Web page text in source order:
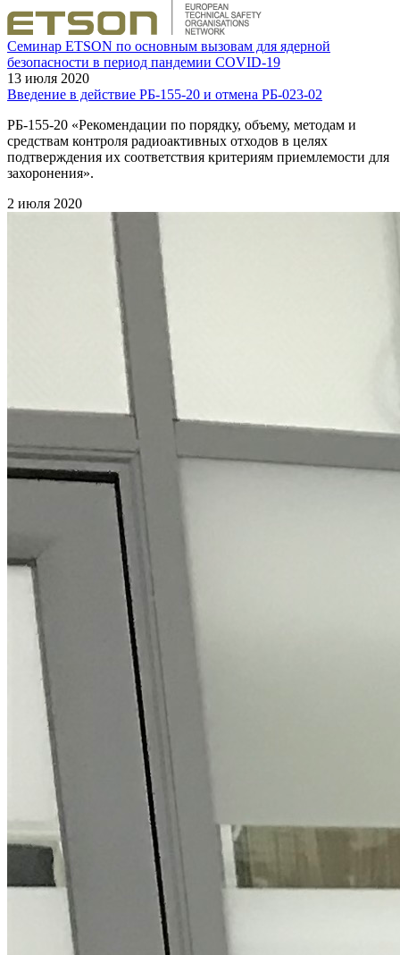
Семинар ETSON по основным вызовам для ядерной
безопасности в период пандемии COVID-19
13 июля 2020
Введение в действие РБ-155-20 и отмена РБ-023-02
РБ-155-20 «Рекомендации по порядку, объему, методам и
средствам контроля радиоактивных отходов в целях
подтверждения их соответствия критериям приемлемости для
захоронения».
2 июля 2020